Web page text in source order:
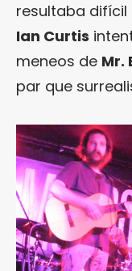
resultaba difícil
Ian Curtis
meneos de Mr.
par que